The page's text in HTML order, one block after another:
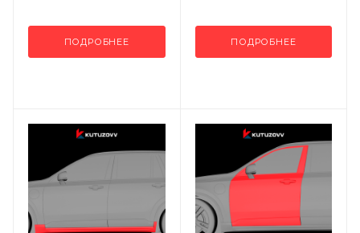
ПОДРОБНЕЕ ПОДРОБНЕЕ